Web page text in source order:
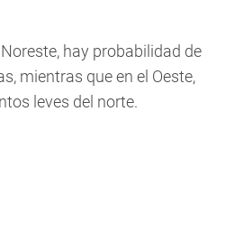
hay probabilidad de
mientras que en el Oeste,
leves del norte.